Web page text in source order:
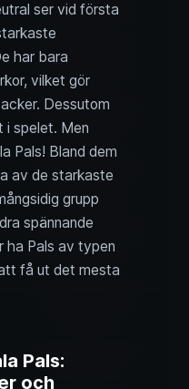
ser vid första
har bara
vilket gör
Dessutom
i spelet. Men
Pals! Bland dem
av de starkaste
grupp
spännande
ha Pals av typen
få ut det mesta
Pals:
och